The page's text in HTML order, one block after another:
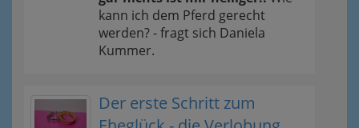
kann ich dem Pferd gerecht
werden? - fragt sich Daniela
Kummer.
Der erste Schritt zum